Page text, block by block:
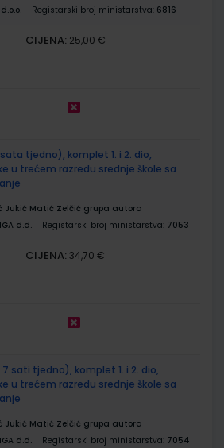
d.o.o. Registarski broj ministarstva: 6816
CIJENA: 25,00 €
sata tjedno), komplet 1. i 2. dio,
u trećem razredu srednje škole sa
Jukić Matić Zelčić grupa autora
d.d. Registarski broj ministarstva: 7053
CIJENA: 34,70 €
i 7 sati tjedno), komplet 1. i 2. dio,
u trećem razredu srednje škole sa
Jukić Matić Zelčić grupa autora
d.d. Registarski broj ministarstva: 7054